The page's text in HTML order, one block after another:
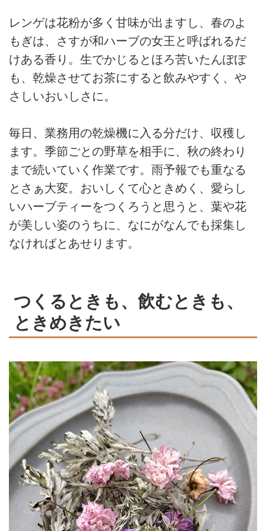
レンゲは花粉が多く甘味が出ますし、春のよ
もぎは、さすが和ハーブの女王と呼ばれるだ
けある香り。生でかじるとほろ苦いたんぽぽ
も、乾燥させてお茶にすると飲みやすく、や
さしいおいしさに。
毎日、業務用の乾燥機に入る分だけ、収穫し
ます。季節ごとの野草を相手に、秋の終わり
まで続いていく作業です。雨予報でも重なる
とさぁ大変。おいしくて心ときめく、愛らし
いハーブティーをつくろうと思うと、葉や花
が美しい姿のうちに、なにがなんでも採集し
なければとあせります。
つくるときも、飲むときも、
ときめきたい